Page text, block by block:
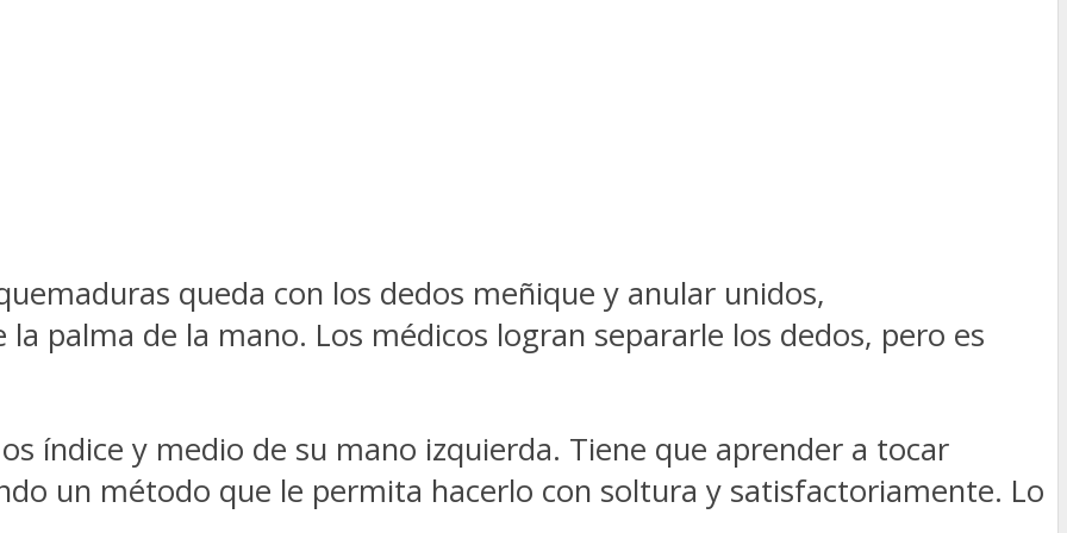
queda con los dedos meñique y anular unidos,
palma de la mano. Los médicos logran separarle los dedos, pero es
índice y medio de su mano izquierda. Tiene que aprender a tocar
un método que le permita hacerlo con soltura y satisfactoriamente. Lo